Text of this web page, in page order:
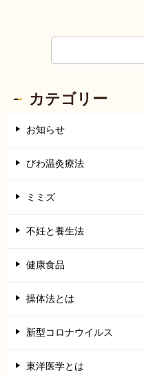
カテゴリー
お知らせ
びわ温灸療法
ミミズ
不妊と養生法
健康食品
操体法とは
新型コロナウイルス
東洋医学とは